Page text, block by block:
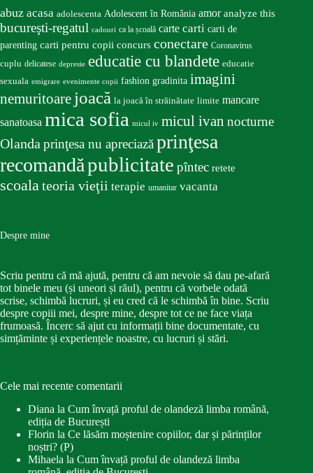
abuz acasa adolescenta Adolescent în România amor analyze this
bucureşti-regatul cadouri ca la școală carte carti carti de
parenting carti pentru copii concurs conectare Coronavirus
cuplu delicatese depresie educatie cu blandete educatie
sexuala emigrare evenimente copii fashion gradinita imagini
nemuritoare joacă la joacă în străinătate limite mancare
sanatoasa mica sofia micul iv micul ivan nocturne
Olandaprinţesa nu apreciazăprinţesa
recomandăpublicitate pîntec retete
scoalateoria vieţii terapie umanitar vacanta
Despre mine
Scriu pentru că mă ajută, pentru că am nevoie să dau pe-afară
tot binele meu (și uneori și răul), pentru că vorbele odată
scrise, schimbă lucruri, și eu cred că le schimbă în bine. Scriu
despre copiii mei, despre mine, despre tot ce ne face viața
frumoasă. Încerc să ajut cu informații bine documentate, cu
simțăminte și experiențele noastre, cu lucruri și stări.
Cele mai recente comentarii
Diana la Cum învață proful de olandeză limba română,
ediția de București
Florin la Ce lăsăm moștenire copiilor, dar și părinților
noștri? (P)
Mihaela la Cum învață proful de olandeză limba